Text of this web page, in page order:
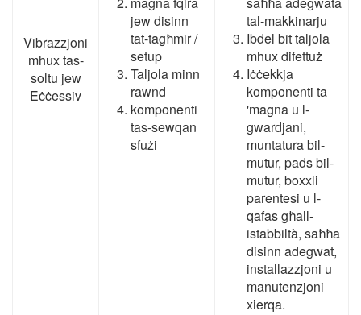
Vibrazzjoni
mhux tas-
soltu jew
Eċċessiv
jew disinn
tat-tagħmir /
setup
Taljola minn
rawnd
komponenti
tas-sewqan
sfużi
tal-makkinarju
Ibdel bit taljola
mhux difettuż
Iċċekkja
komponenti ta
'magna u l-
gwardjani,
muntatura bil-
mutur, pads bil-
mutur, boxxli
parentesi u l-
qafas għall-
istabbiltà, saħħa
disinn adegwat,
installazzjoni u
manutenzjoni
xierqa.